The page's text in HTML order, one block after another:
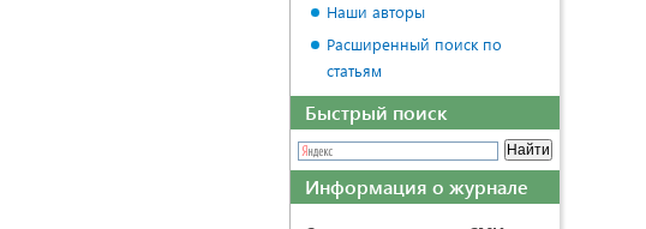
Наши авторы
Расширенный поиск по
статьям
Быстрый поиск
Информация о журнале